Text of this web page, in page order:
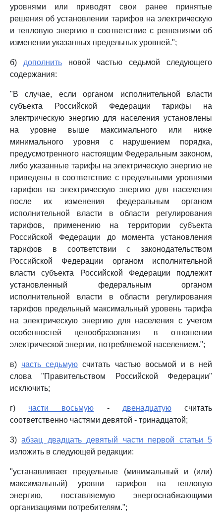
уровнями или приводят свои ранее принятые
решения об установлении тарифов на электрическую
и тепловую энергию в соответствие с решениями об
изменении указанных предельных уровней.";
б) дополнитьновой частью седьмой следующего
содержания:
"В случае, если органом исполнительной власти
субъекта Российской Федерации тарифы на
электрическую энергию для населения установлены
на уровне выше максимального или ниже
минимального уровня с нарушением порядка,
предусмотренного настоящим Федеральным законом,
либо указанные тарифы на электрическую энергию не
приведены в соответствие с предельными уровнями
тарифов на электрическую энергию для населения
после их изменения федеральным органом
исполнительной власти в области регулирования
тарифов, применению на территории субъекта
Российской Федерации до момента установления
тарифов в соответствии с законодательством
Российской Федерации органом исполнительной
власти субъекта Российской Федерации подлежит
установленный федеральным органом
исполнительной власти в области регулирования
тарифов предельный максимальный уровень тарифа
на электрическую энергию для населения с учетом
особенностей ценообразования в отношении
электрической энергии, потребляемой населением.";
в) часть седьмую считать частью восьмой и в ней
слова "Правительством Российской Федерации"
исключить;
г) части восьмую - двенадцатуюсчитать
соответственно частями девятой - тринадцатой;
3)абзац двадцать девятый части первой статьи 5
изложить в следующей редакции:
"устанавливает предельные (минимальный и (или)
максимальный) уровни тарифов на тепловую
энергию, поставляемую энергоснабжающими
организациями потребителям.";